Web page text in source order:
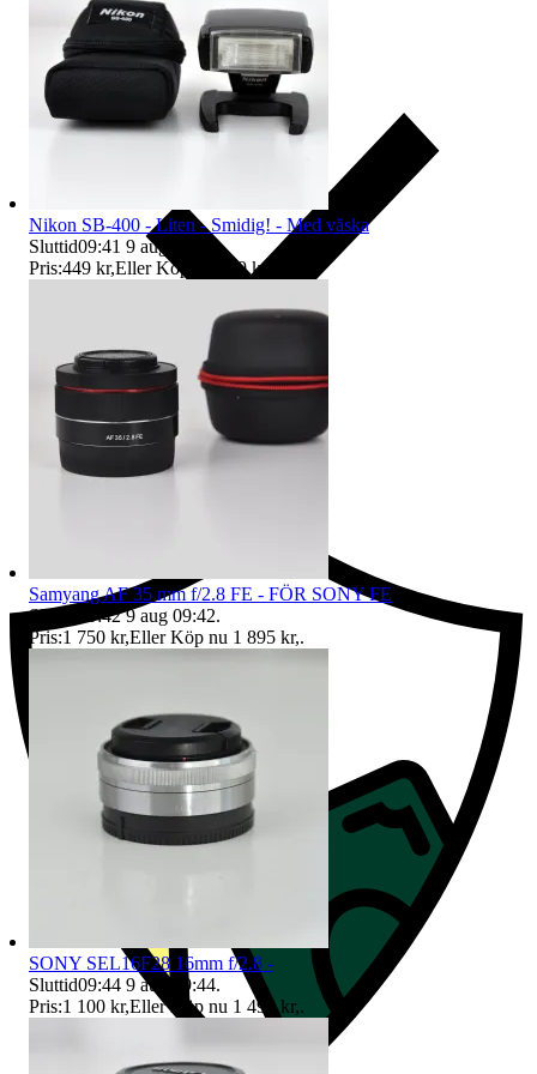
Ersättning om du inte får din vara
Nikon SB-400 - Liten - Smidig! - Med väska
Sluttid09:41 9 aug 09:41 .
Pris:449 kr,Eller Köp nu 549 kr
Samyang AF 35 mm f/2.8 FE - FÖR SONY FE
Sluttid
09:42 9 aug 09:42.
Pris:1 750 kr,Eller Köp nu 1 895 kr,.
SONY SEL16F28 16mm f/2.8 -
Sluttid09:44 9 aug 09:44.
Pris:1 100 kr,Eller Köp nu 1 495 kr,.